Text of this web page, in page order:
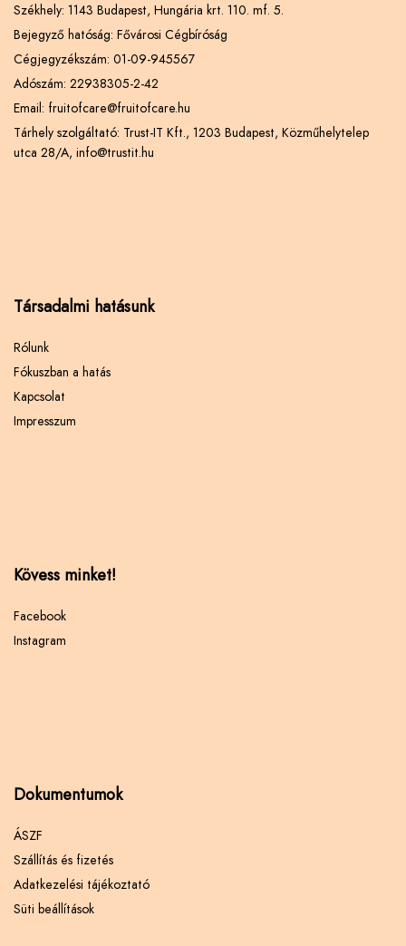
Székhely: 1143 Budapest, Hungária krt. 110. mf. 5.
Bejegyző hatóság: Fővárosi Cégbíróság
Cégjegyzékszám: 01-09-945567
Adószám: 22938305-2-42
Email: fruitofcare@fruitofcare.hu
Tárhely szolgáltató: Trust-IT Kft., 1203 Budapest, Közműhelytelep
utca 28/A, info@trustit.hu
Társadalmi hatásunk
Rólunk
Fókuszban a hatás
Kapcsolat
Impresszum
Kövess minket!
Facebook
Instagram
Dokumentumok
ÁSZF
Szállítás és fizetés
Adatkezelési tájékoztató
Süti beállítások